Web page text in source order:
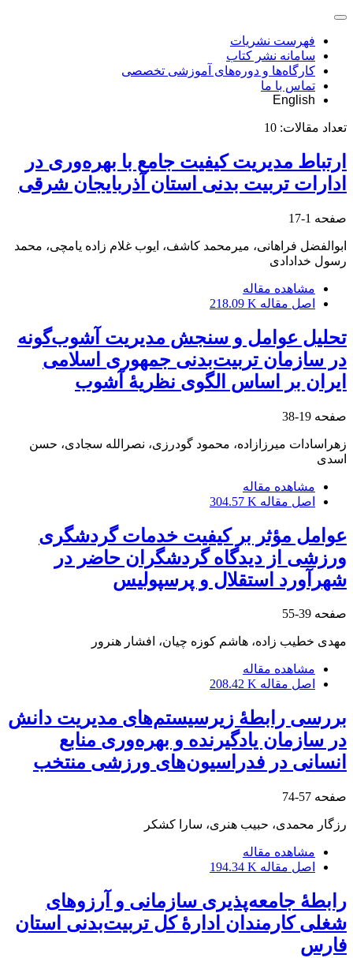
فهرست نشریات
سامانه نشر کتاب
کارگاه‌ها و دوره‌های آموزشی تخصصی
تماس با ما
English
تعداد مقالات: 10
ارتباط مدیریت کیفیت جامع با بهره‌وری در
ادارات تربیت‌ بدنی استان آذربایجان‌ شرقی
صفحه 1-17
ابوالفضل فراهانی، میرمحمد کاشف، ایوب غلام زاده یامچی، محمد
رسول خدادادی
مشاهده مقاله
اصل مقاله 218.09 K
تحلیل عوامل و سنجش مدیریت آشوب‌گونه
در سازمان تربیت‌بدنی جمهوری اسلامی
ایران بر اساس الگوی نظریۀ آشوب
صفحه 19-38
زهراسادات میرزازاده، محمود گودرزی، نصرالله سجادی، حسن
اسدی
مشاهده مقاله
اصل مقاله 304.57 K
عوامل مؤثر بر کیفیت خدمات گردشگری
ورزشی از دیدگاه گردشگران حاضر در
شهرآورد استقلال و پرسپولیس
صفحه 39-55
مهدی خطیب زاده، هاشم کوزه چیان، افشار هنرور
مشاهده مقاله
اصل مقاله 208.42 K
بررسی رابطۀ زیرسیستم‌های مدیریت دانش
در سازمان یادگیرنده و بهره‌وری منابع
انسانی در فدراسیون‌‌های ورزشی منتخب
صفحه 57-74
رزگار محمدی، حبیب هنری، سارا کشکر
مشاهده مقاله
اصل مقاله 194.34 K
رابطۀ جامعه‌پذیری سازمانی و آرزوهای
شغلی کارمندان ادارۀ کل تربیت‌بدنی استان
فارس